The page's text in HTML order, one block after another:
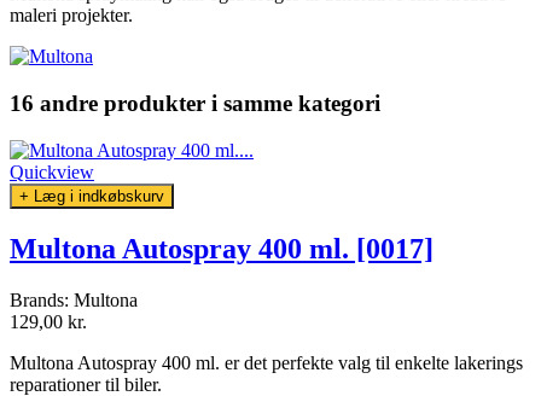
maleri projekter.
16 andre produkter i samme kategori
Quickview
+ Læg i indkøbskurv
Multona Autospray 400 ml. [0017]
Brands: Multona
129,00 kr.
Multona Autospray 400 ml. er det perfekte valg til enkelte lakerings
reparationer til biler.